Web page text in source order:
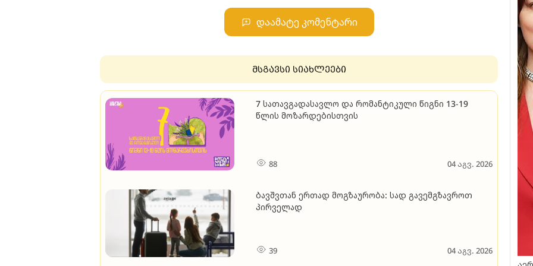
დაამატე კომენტარი
მსგავსი სიახლეები
7 სათავგადასავლო და რომანტიკული წიგნი 13-19
წლის მოზარდებისთვის
88 04 აგვ. 2026
ბავშვთან ერთად მოგზაურობა: სად გავემგზავროთ
პირველად
39
04 აგვ. 2026